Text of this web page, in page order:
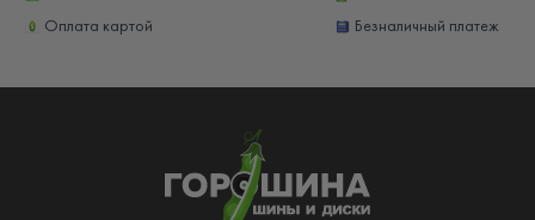
Оплата картой
Безналичный платеж